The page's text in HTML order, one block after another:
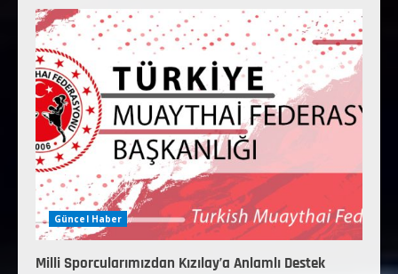
Güncel Haber
Milli Sporcularımızdan Kızılay’a Anlamlı Destek